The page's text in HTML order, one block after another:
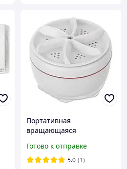
Портативная
вращающаяся
стиральная машинка
Mini Wash NJ-545 с
Готово к отправке
5.0 (1)